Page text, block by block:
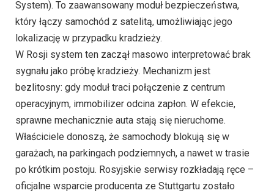
System). To zaawansowany moduł bezpieczeństwa,
który łączy samochód z satelitą, umożliwiając jego
lokalizację w przypadku kradzieży.
W Rosji system ten zaczął masowo interpretować brak
sygnału jako próbę kradzieży. Mechanizm jest
bezlitosny: gdy moduł traci połączenie z centrum
operacyjnym, immobilizer odcina zapłon. W efekcie,
sprawne mechanicznie auta stają się nieruchome.
Właściciele donoszą, że samochody blokują się w
garażach, na parkingach podziemnych, a nawet w trasie
po krótkim postoju. Rosyjskie serwisy rozkładają ręce –
oficjalne wsparcie producenta ze Stuttgartu zostało